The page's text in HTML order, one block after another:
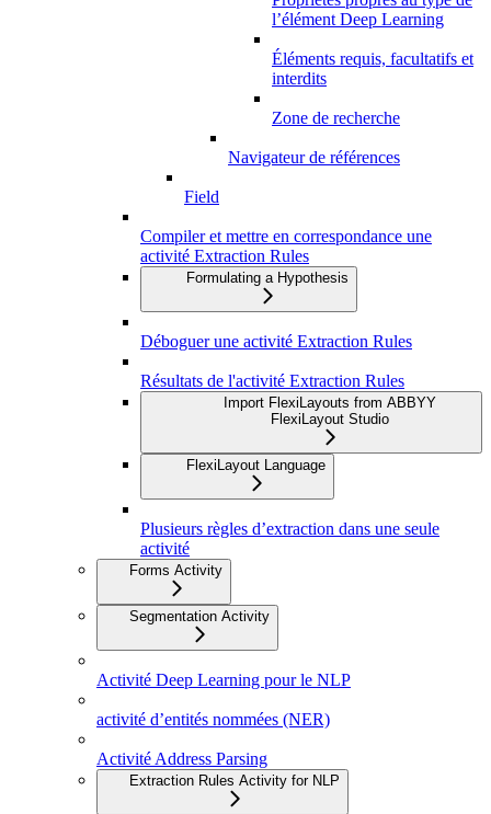
l’élément Deep Learning
Éléments requis, facultatifs et
interdits
Zone de recherche
Navigateur de références
Field
Compiler et mettre en correspondance une
activité Extraction Rules
Formulating a Hypothesis
Déboguer une activité Extraction Rules
Résultats de l'activité Extraction Rules
Import FlexiLayouts from ABBYY
FlexiLayout Studio
FlexiLayout Language
Plusieurs règles d’extraction dans une seule
activité
Forms Activity
Segmentation Activity
Activité Deep Learning pour le NLP
activité d’entités nommées (NER)
Activité Address Parsing
Extraction Rules Activity for NLP